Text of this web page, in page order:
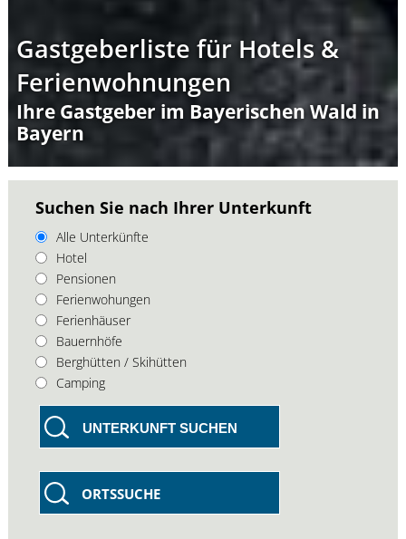
Gastgeberliste für Hotels &
Ferienwohnungen
Ihre Gastgeber im Bayerischen Wald in
Bayern
Suchen Sie nach Ihrer Unterkunft
Alle Unterkünfte
Hotel
Pensionen
Ferienwohungen
Ferienhäuser
Bauernhöfe
Berghütten / Skihütten
Camping
UNTERKUNFT SUCHEN
ORTSSUCHE